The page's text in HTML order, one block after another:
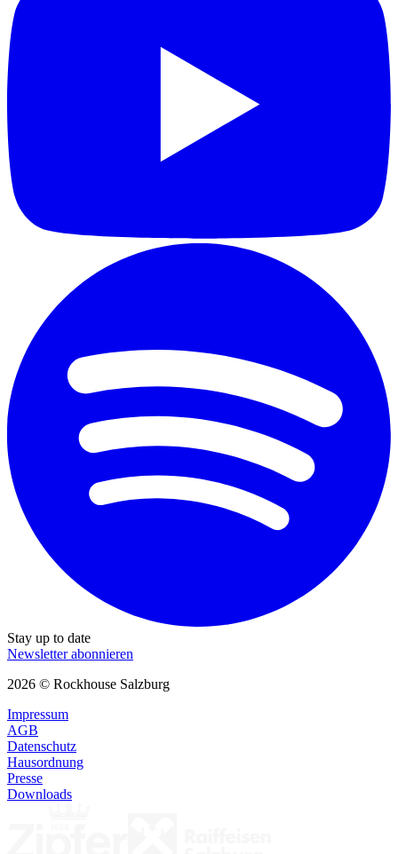
Stay up to date
Newsletter abonnieren
2026 © Rockhouse Salzburg
Impressum
AGB
Datenschutz
Hausordnung
Presse
Downloads